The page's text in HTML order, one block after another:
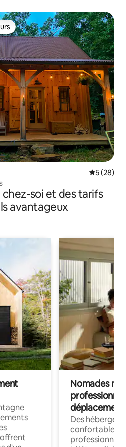
les plus appréciés
5 (28)
soi et des tarifs
avantageux
Nomades
déplacement
Des
confortables
professionnels